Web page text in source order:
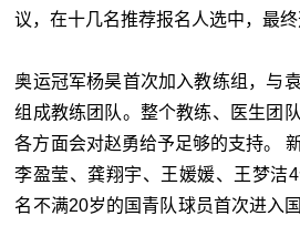
议，在十几名推荐报名人选中，最
奥运冠军杨昊首次加入教练组，与
组成教练团队。整个教练、医生团
各方面会对赵勇给予足够的支持。
李盈莹、龚翔宇、王媛媛、王梦洁
名不满20岁的国青队球员首次进入